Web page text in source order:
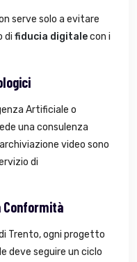
serve solo a evitare
di fiducia digitalecon i
Artificiale o
una consulenza
video sono
di
Conformità
Trento, ogni progetto
deve seguire un ciclo